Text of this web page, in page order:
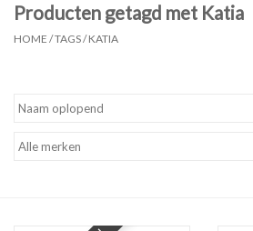
Producten getagd met Katia
HOME /TAGS/KATIA